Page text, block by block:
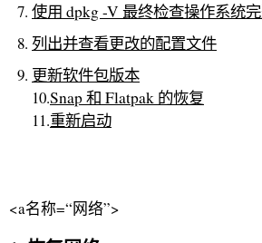
使用 dpkg -V 最终检查操作系统
列出并查看更改的配置文件
更新软件包版本
10.Snap 和 Flatpak 的恢复
11.重新启动
<a名称=“网络”>